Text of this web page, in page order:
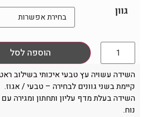
גוון
הוספה לסל
השידה עשויה עץ טבעי איכותי בשילוב
קיימת בשני גוונים לבחירה – טבעי / אגוז.
השידה בעלת מדף עליון ותחתון ומגירה
נוח.